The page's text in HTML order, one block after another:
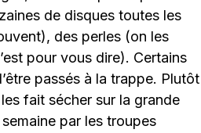
de disques toutes les
des perles (on les
pour vous dire). Certains
passés à la trappe. Plutôt
fait sécher sur la grande
par les troupes